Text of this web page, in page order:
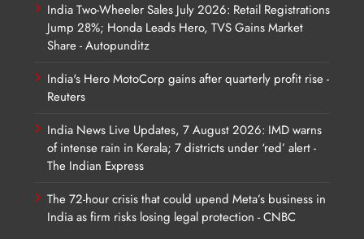
India Two-Wheeler Sales July 2026: Retail Registrations
Jump 28%; Honda Leads Hero, TVS Gains Market
Share - Autopunditz
India's Hero MotoCorp gains after quarterly profit rise -
Reuters
India News Live Updates, 7 August 2026: IMD warns
of intense rain in Kerala; 7 districts under ‘red’ alert -
The Indian Express
The 72-hour crisis that could upend Meta’s business in
India as firm risks losing legal protection - CNBC